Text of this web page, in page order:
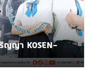
ญญา KOSEN-